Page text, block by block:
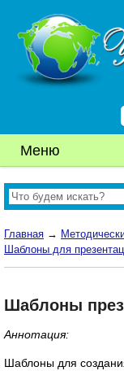
Меню
Главная →
Шаблоны для
Шаблоны
Аннотация:
Шаблоны для